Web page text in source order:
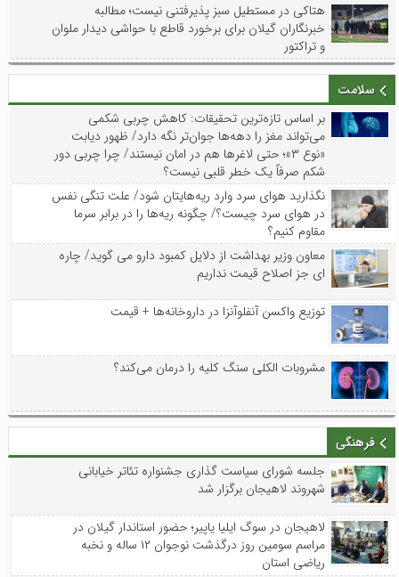
هتاکی در مستطیل سبز پذیرفتنی نیست؛ مطالبه
خبرنگاران گیلان برای برخورد قاطع با حواشی دیدار ملوان
و تراکتور
سلامت
بر اساس تازه‌ترین تحقیقات: کاهش چربی شکمی
می‌تواند مغز را دهه‌ها جوان‌تر نگه دارد/ ظهور دیابت
«نوع ۳»؛ حتی لاغرها هم در امان نیستند/ چرا چربی دور
شکم صرفاً یک خطر قلبی نیست؟
نگذارید هوای سرد وارد ریه‌هایتان شود/ علت تنگی نفس
در هوای سرد چیست؟/ چگونه ریه‌ها را در برابر سرما
مقاوم کنیم؟
معاون وزیر بهداشت از دلایل کمبود دارو می گوید/ چاره
ای جز اصلاح قیمت نداریم
توزیع واکسن‌ آنفلوآنزا در داروخانه‌ها + قیمت
مشروبات الکلی سنگ کلیه را درمان می‌کند؟
فرهنگی
جلسه شورای سیاست گذاری جشنواره تئاتر خیابانی
شهروند لاهیجان برگزار شد
لاهیجان در سوگ ایلیا یاپیر؛ حضور استاندار گیلان در
مراسم سومین روز درگذشت نوجوان ۱۲ ساله و نخبه
ریاضی استان